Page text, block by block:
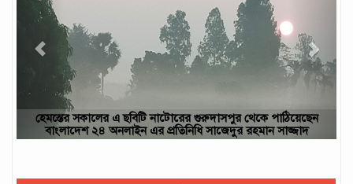
ছবিটি নওগাঁ জেলার রাণীনগর উপজেলার পারইল গ্রাম থেকে তোলা-
ইউসুফ, নওগাঁ